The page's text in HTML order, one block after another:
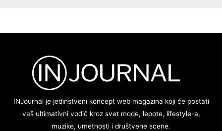
INJournal je jedinstveni koncept web magazina koji će postati
vaš ultimativni vodič kroz svet mode, lepote, lifestyle-a,
muzike, umetnosti i društvene scene.